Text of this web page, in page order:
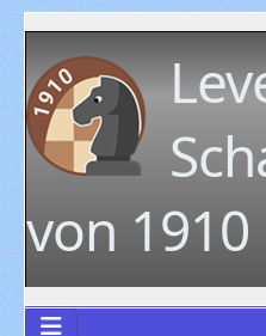
von 1910